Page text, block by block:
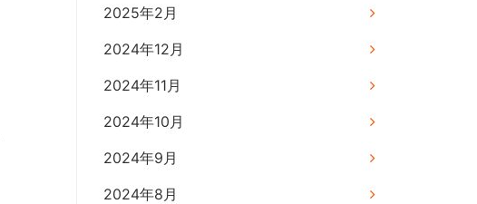
2025年2月
2024年12月
2024年11月
2024年10月
2024年9月
2024年8月